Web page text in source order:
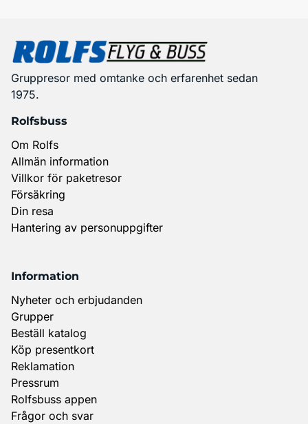
Gruppresor med omtanke och erfarenhet sedan
1975.
Rolfsbuss
Om Rolfs
Allmän information
Villkor för paketresor
Försäkring
Din resa
Hantering av personuppgifter
Information
Nyheter och erbjudanden
Grupper
Beställ katalog
Köp presentkort
Reklamation
Pressrum
Rolfsbuss appen
Frågor och svar